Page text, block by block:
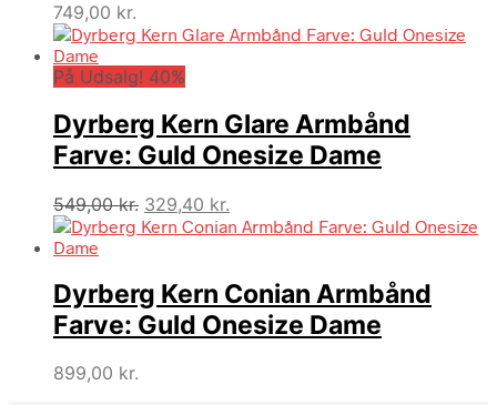
749,00 kr.
På Udsalg! 40%
Dyrberg Kern Glare Armbånd
Farve: Guld Onesize Dame
549,00kr. Den
oprindelige
549,00 kr..
329,40 kr.
aktuelle
329,40 kr..
Dyrberg Kern Conian Armbånd
Farve: Guld Onesize Dame
899,00 kr.